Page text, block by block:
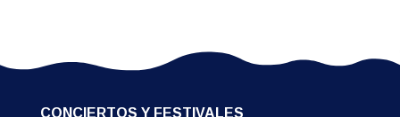
CONCIERTOS Y FESTIVALES